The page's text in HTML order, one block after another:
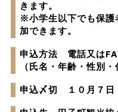
きます。
※小学生以下でも保護
加できます。
申込方法 電話又は
（氏名・年齢・性別・
申込〆切 １０月７日